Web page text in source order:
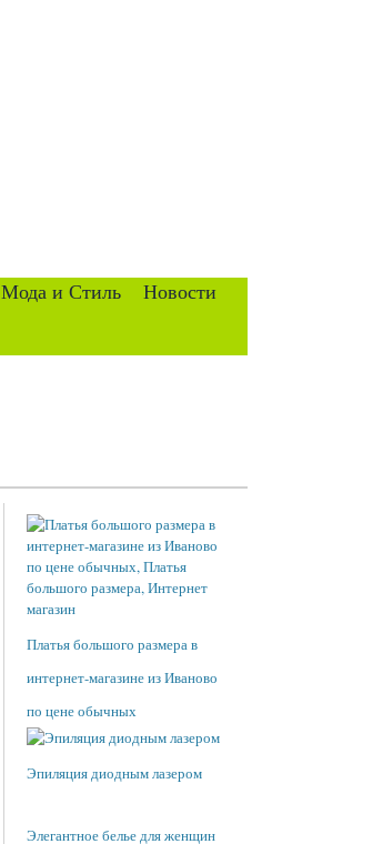
Мода и Стиль
Новости
Платья большого размера в
интернет-магазине из Иваново
по цене обычных
Эпиляция диодным лазером
Элегантное белье для женщин